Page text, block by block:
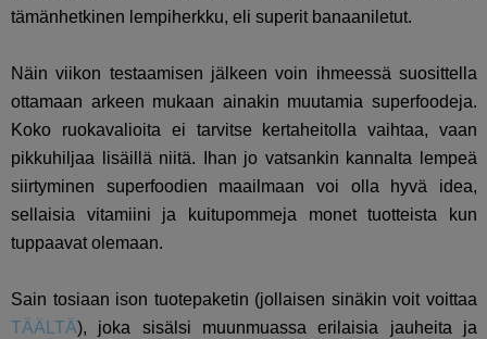
tämänhetkinen lempiherkku, eli superit banaaniletut.
Näin viikon testaamisen jälkeen voin ihmeessä suosittella
ottamaan arkeen mukaan ainakin muutamia superfoodeja.
Koko ruokavalioita ei tarvitse kertaheitolla vaihtaa, vaan
pikkuhiljaa lisäillä niitä. Ihan jo vatsankin kannalta lempeä
siirtyminen superfoodien maailmaan voi olla hyvä idea,
sellaisia vitamiini ja kuitupommeja monet tuotteista kun
tuppaavat olemaan.
Sain tosiaan ison tuotepaketin (jollaisen sinäkin voit voittaa
TÄÄLTÄ), joka sisälsi muunmuassa erilaisia jauheita ja